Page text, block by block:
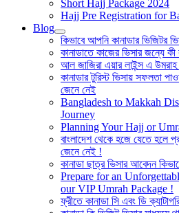
Short Hajj Package 2024
Hajj Pre Registration for
Blog
কিভাবে আপনি কানাডার ভিজিটর
কানাডাতে কাজের ভিসার জন্যে
আল জাজিরা এয়ার লাইন্স এ
কানাডার টুরিস্ট ভিসায় সফলতা
জেনে নেই
Bangladesh to Makkah
Journey
Planning Your Hajj or
বাংলাদেশ থেকে হজে যেতে হলে
জেনে নেই !
কানাডা ছাত্র ভিসার আবেদন
Prepare for an
our VIP Umrah Package !
ফ্রীতে কানাডা সি এবং ডি